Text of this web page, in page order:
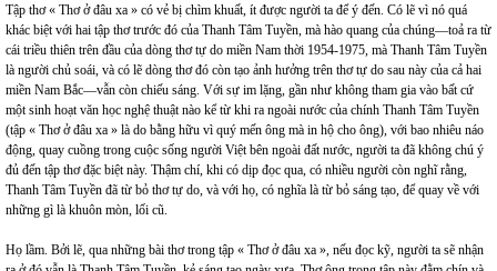
Tập thơ « Thơ ở đâu xa » có vẻ bị chìm khuất, ít được người ta để ý đến. Có lẽ vì nó quá
khác biệt với hai tập thơ trước đó của Thanh Tâm Tuyền, mà hào quang của chúng—toả ra từ
cái triều thiên trên đầu của dòng thơ tự do miền Nam thời 1954-1975, mà Thanh Tâm Tuyền
là người chủ soái, và có lẽ dòng thơ đó còn tạo ảnh hưởng trên thơ tự do sau này của cả hai
miền Nam Bắc—vẫn còn chiếu sáng. Với sự im lặng, gần như không tham gia vào bất cứ
một sinh hoạt văn học nghệ thuật nào kể từ khi ra ngoài nước của chính Thanh Tâm Tuyền
(tập « Thơ ở đâu xa » là do bằng hữu vì quý mến ông mà in hộ cho ông), với bao nhiêu náo
động, quay cuồng trong cuộc sống người Việt bên ngoài đất nước, người ta đã không chú ý
đủ đến tập thơ đặc biệt này. Thậm chí, khi có dịp đọc qua, có nhiều người còn nghĩ rằng,
Thanh Tâm Tuyền đã từ bỏ thơ tự do, và với họ, có nghĩa là từ bỏ sáng tạo, để quay về với
những gì là khuôn mòn, lối cũ.
Họ lầm. Bởi lẽ, qua những bài thơ trong tập « Thơ ở đâu xa », nếu đọc kỹ, người ta sẽ nhận